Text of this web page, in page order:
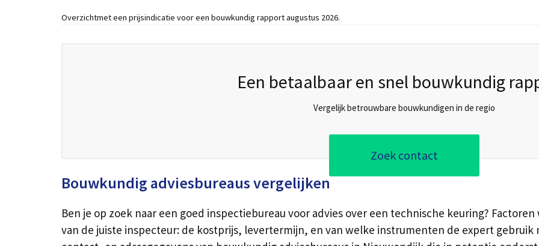
Overzichtmet een prijsindicatie voor een bouwkundig rapport augustus 2026.
Een betaalbaar en snel bouwkundig
Vergelijk betrouwbare bouwkundigen in de regio
Zoek contact
Bouwkundig adviesbureaus vergelijken
Ben je op zoek naar een goed inspectiebureau voor advies over een technische keuring?
van de juiste inspecteur: de kostprijs, levertermijn, en van welke instrumenten de expert